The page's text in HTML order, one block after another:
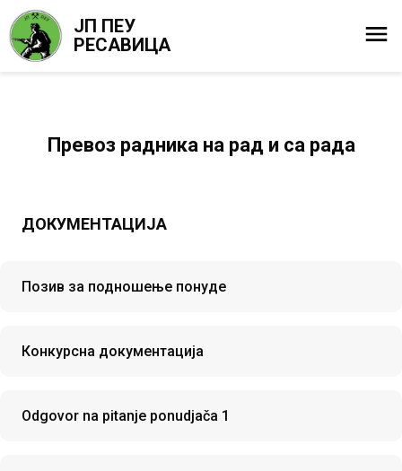
ЈП ПЕУ
РЕСАВИЦА
Превоз радника на рад и са рада
ДОКУМЕНТАЦИЈА
Позив за подношење понуде
Конкурсна документација
Odgovor na pitanje ponudjača 1